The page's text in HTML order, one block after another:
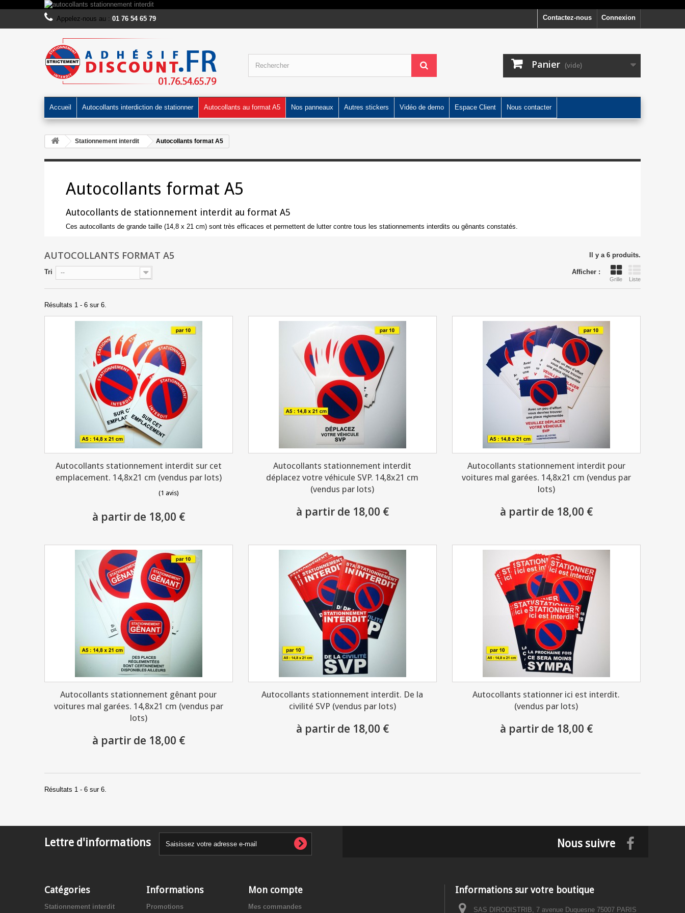
Connexion
Contactez-nous
Appelez-nous au : 01 76 54 65 79
Panier (vide)
Accueil Autocollants interdiction de stationner Autocollants au format A5 Nos panneaux Autres stickers Vidéo de demo Espace Client Nous contacter
Stationnement interdit Autocollants format A5
Autocollants format A5
Autocollants de stationnement interdit au format A5
Ces autocollants de grande taille (14,8 x 21 cm) sont très efficaces et permettent de lutter contre tous les stationnements interdits ou gênants constatés.
AUTOCOLLANTS FORMAT A5 Il y a 6 produits.
Afficher :
Grille Liste
Tri --
Résultats 1 - 6 sur 6.
Autocollants stationnement interdit sur cet
emplacement. 14,8x21 cm (vendus par lots)
(1 avis)
à partir de 18,00 €
Autocollants stationnement interdit
déplacez votre véhicule SVP. 14,8x21 cm
(vendus par lots)
à partir de 18,00 €
Autocollants stationnement interdit pour
voitures mal garées. 14,8x21 cm (vendus par
lots)
à partir de 18,00 €
Autocollants stationnement gênant pour
voitures mal garées. 14,8x21 cm (vendus par
lots)
à partir de 18,00 €
Autocollants stationnement interdit. De la
civilité SVP (vendus par lots)
à partir de 18,00 €
Autocollants stationner ici est interdit.
(vendus par lots)
à partir de 18,00 €
Résultats 1 - 6 sur 6.
Lettre d'informations Nous suivre
Catégories
Stationnement interdit
Informations
Promotions
Mon compte
Mes commandes
Informations sur votre boutique
SAS DIRODISTRIB, 7 avenue Duquesne 75007 PARIS